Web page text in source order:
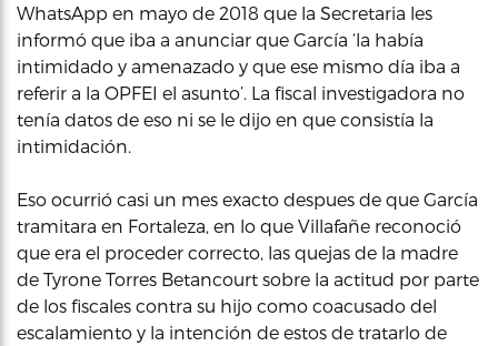
WhatsApp en mayo de 2018 que la Secretaria les
informó que iba a anunciar que García ‘la había
intimidado y amenazado y que ese mismo día iba a
referir a la OPFEI el asunto’. La fiscal investigadora no
tenía datos de eso ni se le dijo en que consistía la
intimidación.
Eso ocurrió casi un mes exacto despues de que García
tramitara en Fortaleza, en lo que Villafañe reconoció
que era el proceder correcto, las quejas de la madre
de Tyrone Torres Betancourt sobre la actitud por parte
de los fiscales contra su hijo como coacusado del
escalamiento y la intención de estos de tratarlo de